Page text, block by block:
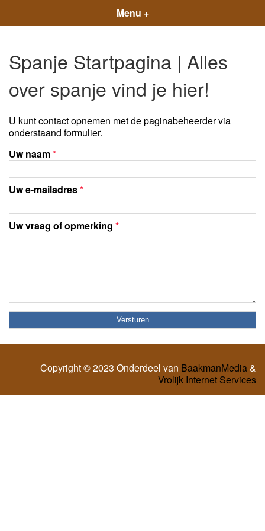
Menu +
Spanje Startpagina | Alles
over spanje vind je hier!
U kunt contact opnemen met de paginabeheerder via
onderstaand formulier.
Uw naam*
Uw e-mailadres*
Uw vraag of opmerking *
Copyright © 2023 Onderdeel van BaakmanMedia&
Vrolijk Internet Services